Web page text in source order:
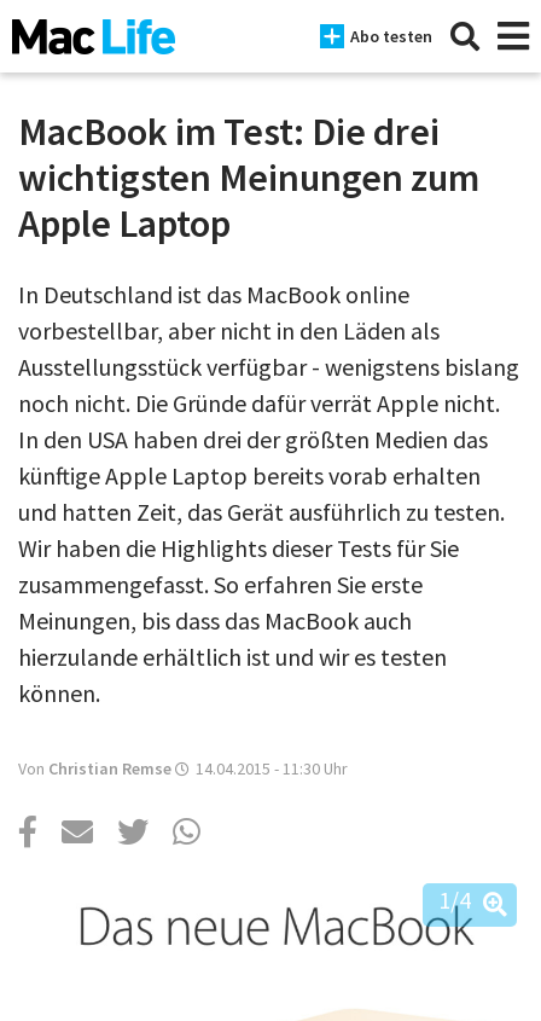
Abo testen
News
iPhone
Mac
iPad
Tests
Tipps
Magazine
Über uns
Podcast
Mac Life+
Anmelden
MacBook im Test: Die drei
wichtigsten Meinungen zum
Apple Laptop
In Deutschland ist das MacBook online
vorbestellbar, aber nicht in den Läden als
Ausstellungsstück verfügbar - wenigstens bislang
noch nicht. Die Gründe dafür verrät Apple nicht.
In den USA haben drei der größten Medien das
künftige Apple Laptop bereits vorab erhalten
und hatten Zeit, das Gerät ausführlich zu testen.
Wir haben die Highlights dieser Tests für Sie
zusammengefasst. So erfahren Sie erste
Meinungen, bis dass das MacBook auch
hierzulande erhältlich ist und wir es testen
können.
Von Christian Remse 14.04.2015 - 11:30 Uhr
1/4